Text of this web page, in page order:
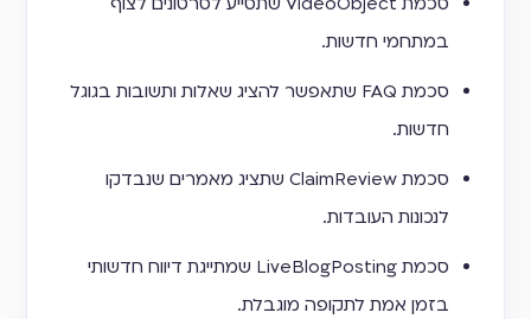
במתחמי חדשות.
סכמת FAQ שתאפשר להציג שאלות ותשובות בגוגל
חדשות.
סכמת ClaimReview שתציג מאמרים שנבדקו
לנכונות העובדות.
סכמת LiveBlogPosting שמתייגת דיווח חדשותי
בזמן אמת לתקופה מוגבלת.